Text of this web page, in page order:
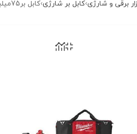
برقی و شارژی کابل بر شارژی کابل بر75میلیمتري هیدرولیکی 18ولت شارژی میلواکی مدل M18HCC75-502C